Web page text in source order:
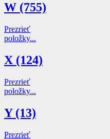
W (755)
Prezrieť
položky...
X (124)
Prezrieť
položky...
Y (13)
Prezrieť